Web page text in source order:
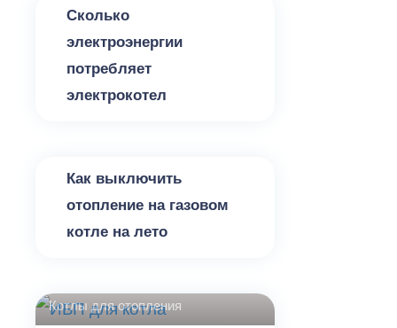
Сколько
электроэнергии
потребляет
электрокотел
Как выключить
отопление на газовом
котле на лето
Котлы для отопления